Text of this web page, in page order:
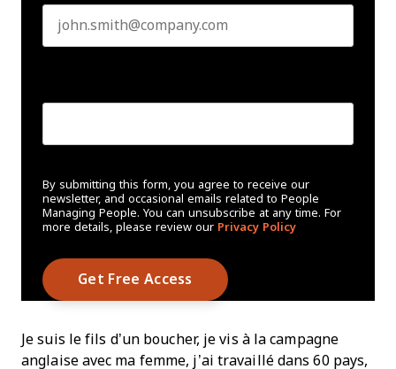
By submitting this form, you agree to receive our
newsletter, and occasional emails related to People
Managing People. You can unsubscribe at any time. For
more details, please review our Privacy Policy
Je suis le fils d’un boucher, je vis à la campagne
anglaise avec ma femme, j’ai travaillé dans 60 pays,